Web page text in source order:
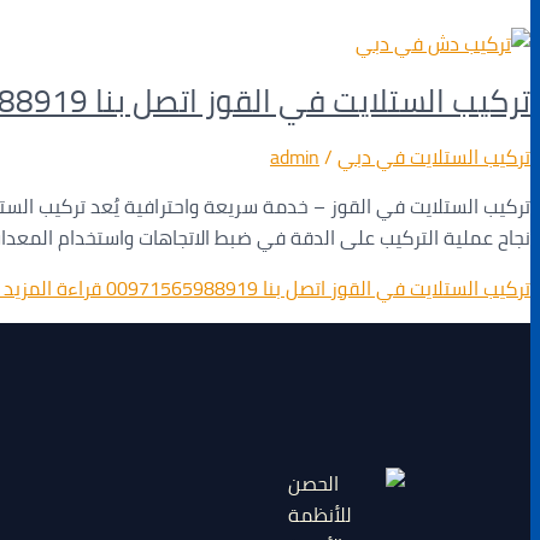
تركيب الستلايت في القوز اتصل بنا 00971565988919
تركيب الستلايت في دبي/
admin
تركيب الستلايت في القوز – خدمة سريعة واحترافية يُعد تركيب
نجاح عملية التركيب على الدقة في ضبط الاتجاهات واستخدام
تركيب الستلايت في القوز اتصل بنا 00971565988919
قراءة